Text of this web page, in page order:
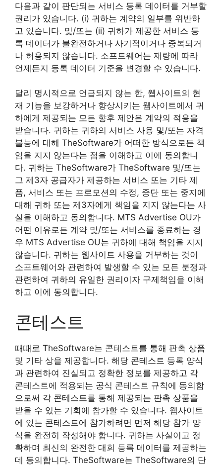
다음과 같이 판단되는 서비스 등록 데이터를 거부할
권리가 있습니다. (i) 귀하는 계약의 일부를 위반하
고 있습니다. 및/또는 (ii) 귀하가 제공한 서비스 등
록 데이터가 불완전하거나 사기적이거나 중복되거
나 허용되지 않습니다. 소프트웨어는 재량에 따라
언제든지 등록 데이터 기준을 변경할 수 있습니다.
달리 명시적으로 언급되지 않는 한, 웹사이트의 현
재 기능을 보강하거나 향상시키는 웹사이트에서 귀
하에게 제공되는 모든 향후 제안은 계약의 적용을
받습니다. 귀하는 귀하의 서비스 사용 및/또는 자격
불능에 대해 TheSoftware가 어떠한 방식으로든 책
임을 지지 않는다는 점을 이해하고 이에 동의합니
다. 귀하는 TheSoftware가 TheSoftware 및/또는
그 제3자 공급자가 제공하는 서비스 또는 기타 제
품, 서비스 또는 프로모션의 수정, 중단 또는 중지에
대해 귀하 또는 제3자에게 책임을 지지 않는다는 사
실을 이해하고 동의합니다. MTS Advertise OU가
어떤 이유로든 계약 및/또는 서비스를 종료하는 경
우 MTS Advertise OU는 귀하에 대해 책임을 지지
않습니다. 귀하는 웹사이트 사용을 거부하는 것이
소프트웨어와 관련하여 발생할 수 있는 모든 분쟁과
관련하여 귀하의 유일한 권리이자 구제책임을 이해
하고 이에 동의합니다.
콘테스트
때때로 TheSoftware는 콘테스트를 통해 판촉 상품
및 기타 상을 제공합니다. 해당 콘테스트 등록 양식
과 관련하여 진실되고 정확한 정보를 제공하고 각
콘테스트에 적용되는 공식 콘테스트 규칙에 동의함
으로써 각 콘테스트를 통해 제공되는 판촉 상품을
받을 수 있는 기회에 참가할 수 있습니다. 웹사이트
에 있는 콘테스트에 참가하려면 먼저 해당 참가 양
식을 완전히 작성해야 합니다. 귀하는 사실이고 정
확하며 최신의 완전한 대회 등록 데이터를 제공하는
데 동의합니다. TheSoftware는 TheSoftware의 단